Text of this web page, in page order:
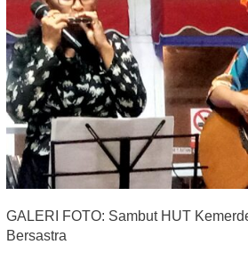
GALERI FOTO: Sambut HUT
Bersastra